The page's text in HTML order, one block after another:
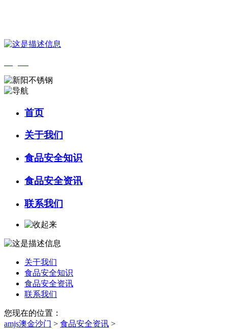
首页
关于我们
食品安全知识
食品安全资讯
联系我们
关于我们
食品安全知识
食品安全资讯
联系我们
您现在的位置：
amjs澳金沙门 > 食品安全资讯 >